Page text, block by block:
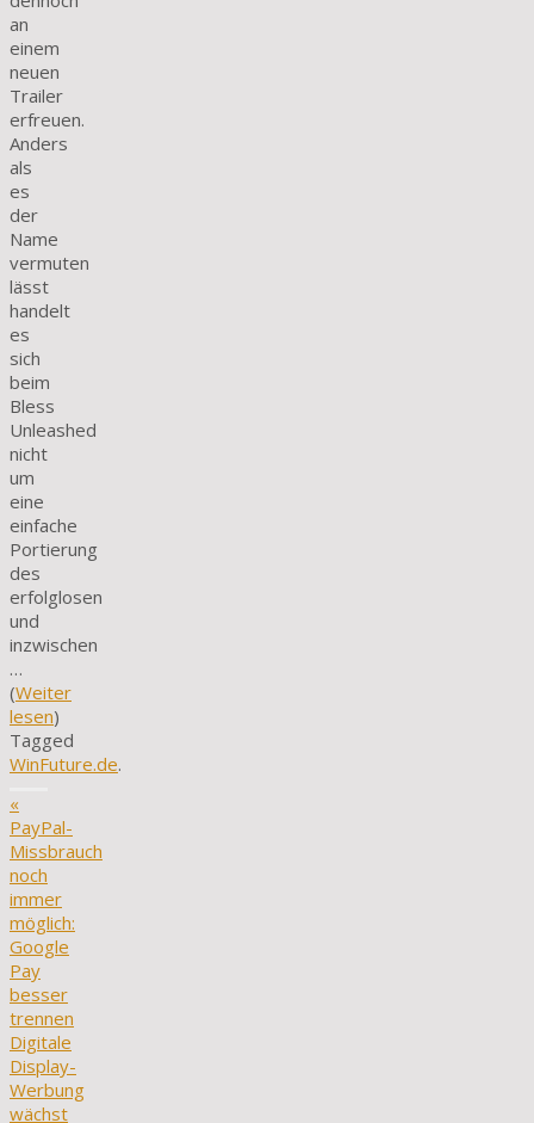
an
einem
neuen
Trailer
erfreuen.
Anders
als
es
der
Name
vermuten
lässt
handelt
es
sich
beim
Bless
Unleashed
nicht
um
eine
einfache
Portierung
des
erfolglosen
und
inzwischen
…
(Weiter
lesen)
Tagged
WinFuture.de.
«
PayPal-
Missbrauch
noch
immer
möglich:
Google
Pay
besser
trennen
Digitale
Display-
Werbung
wächst